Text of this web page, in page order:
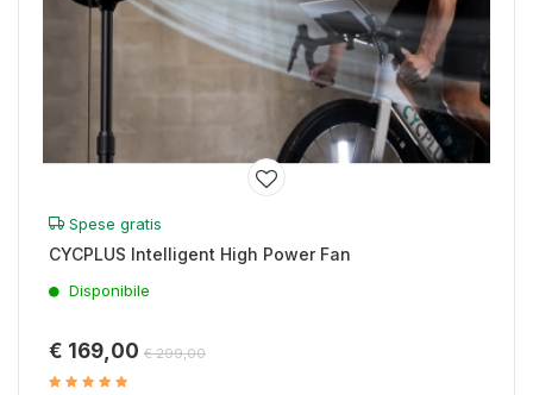
Spese gratis
CYCPLUS Intelligent High Power Fan
Disponibile
€ 169,00 € 299,00